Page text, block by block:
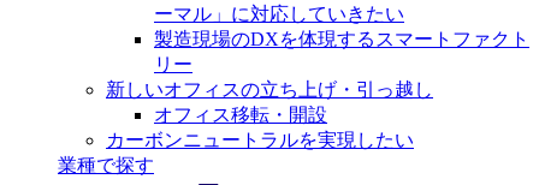
ーマル」に対応していきたい
製造現場のDXを体現するスマートファクト
リー
新しいオフィスの立ち上げ・引っ越し
オフィス移転・開設
カーボンニュートラルを実現したい
業種で探す